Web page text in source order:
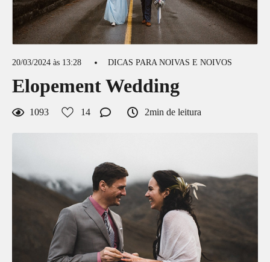
20/03/2024 às 13:28 DICAS PARA NOIVAS E NOIVOS
Elopement Wedding
1093 14 2min de leitura